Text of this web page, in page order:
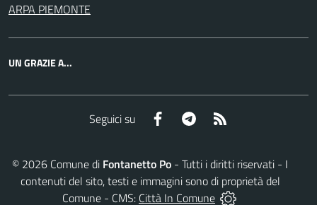
ARPA PIEMONTE
UN GRAZIE A...
Seguici su Facebook Telegram
© 2026 Comune di Fontanetto Po - Tutti i diritti riservati - I
contenuti del sito, testi e immagini sono di proprietà del
Comune - CMS: Città In Comune